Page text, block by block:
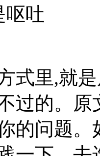
呕吐
里,就是
过的。
的问题